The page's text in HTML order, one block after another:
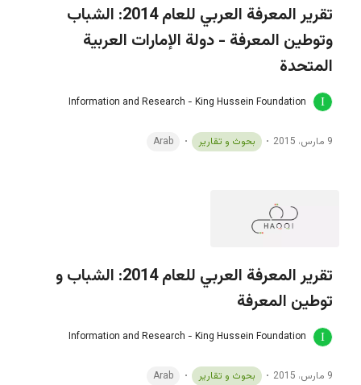
تقرير المعرفة العربي للعام 2014: الشباب
وتوطين المعرفة - دولة الإمارات العربية
المتحدة
Information and Research - King Hussein Foundation
9 مارس، 2015 بحوث و تقارير Arab
تقرير المعرفة العربي للعام 2014: الشباب و
توطين المعرفة
Information and Research - King Hussein Foundation
9 مارس، 2015 بحوث و تقارير Arab